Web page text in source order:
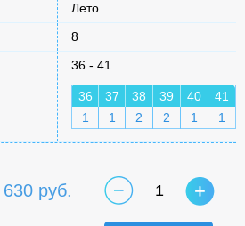
Лето
8
36 - 41
36 37 38 39 40
41
1
1 2 2 1 1
630 руб. 1